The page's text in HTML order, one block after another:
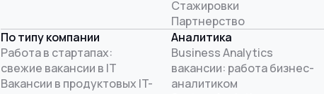
Стажировки
Партнерство
По типу компании
Работа в стартапах:
свежие вакансии в IT
Вакансии в продуктовых IT-
Аналитика
Business Analytics
вакансии: работа бизнес-
аналитиком